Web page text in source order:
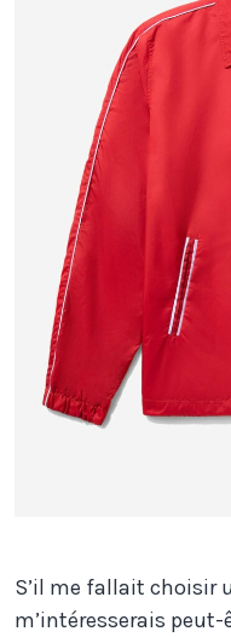
S’il me fallait choisir
m’intéresserais